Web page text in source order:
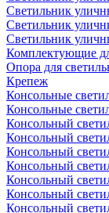
Светильник
Светильник
Cветильник
Комплектующие
Опора для
Крепеж
Консольные
Консольные
Консольный
Консольный
Консольный
Консольный
Консольный
Консольный
Консольный